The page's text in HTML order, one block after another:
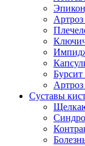
Артроз
Бурсит
Артроз
Суставы